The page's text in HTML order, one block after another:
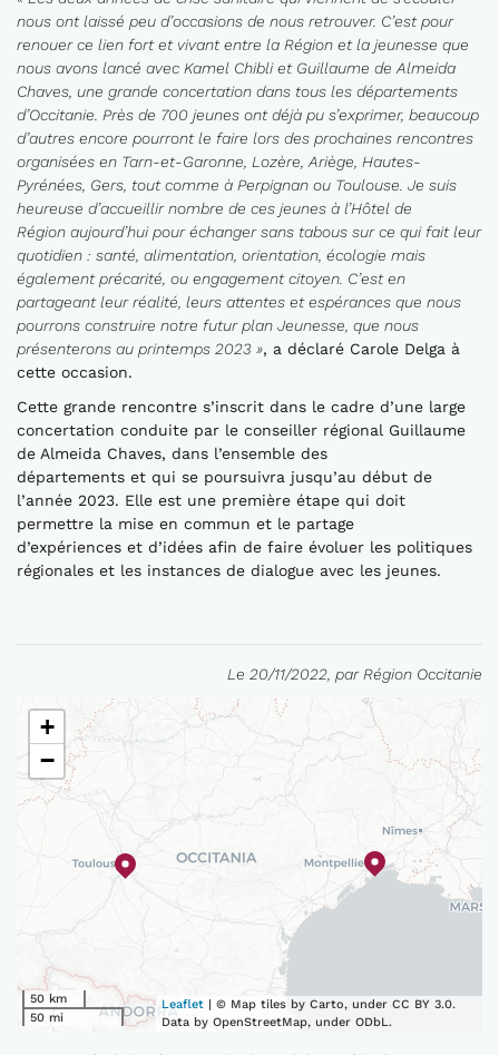
nous ont laissé peu d’occasions de nous retrouver. C’est pour
renouer ce lien fort et vivant entre la Région et la jeunesse que
nous avons lancé avec Kamel Chibli et Guillaume de Almeida
Chaves, une grande concertation dans tous les départements
d’Occitanie. Près de 700 jeunes ont déjà pu s’exprimer, beaucoup
d’autres encore pourront le faire lors des prochaines rencontres
organisées en Tarn-et-Garonne, Lozère, Ariège, Hautes-
Pyrénées, Gers, tout comme à Perpignan ou Toulouse. Je suis
heureuse d’accueillir nombre de ces jeunes à l’Hôtel de
Région aujourd’hui pour échanger sans tabous sur ce qui fait leur
quotidien : santé, alimentation, orientation, écologie mais
également précarité, ou engagement citoyen. C’est en
partageant leur réalité, leurs attentes et espérances que nous
pourrons construire notre futur plan Jeunesse, que nous
présenterons au printemps 2023 », a déclaré Carole Delga à
cette occasion.
Cette grande rencontre s’inscrit dans le cadre d’une large
concertation conduite par le conseiller régional Guillaume
de Almeida Chaves, dans l’ensemble des
départements et qui se poursuivra jusqu’au début de
l’année 2023. Elle est une première étape qui doit
permettre la mise en commun et le partage
d’expériences et d’idées afin de faire évoluer les politiques
régionales et les instances de dialogue avec les jeunes.
Le 20/11/2022, par Région Occitanie
+
−
50 km
50 mi
Leaflet | © Map tiles by Carto, under CC BY 3.0.
Data by OpenStreetMap, under ODbL.